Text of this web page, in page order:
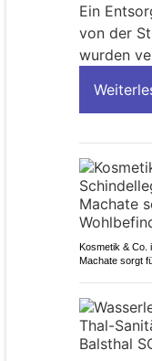
Ein
von der
wurden
Kosmetik & Co.
Machate sorgt